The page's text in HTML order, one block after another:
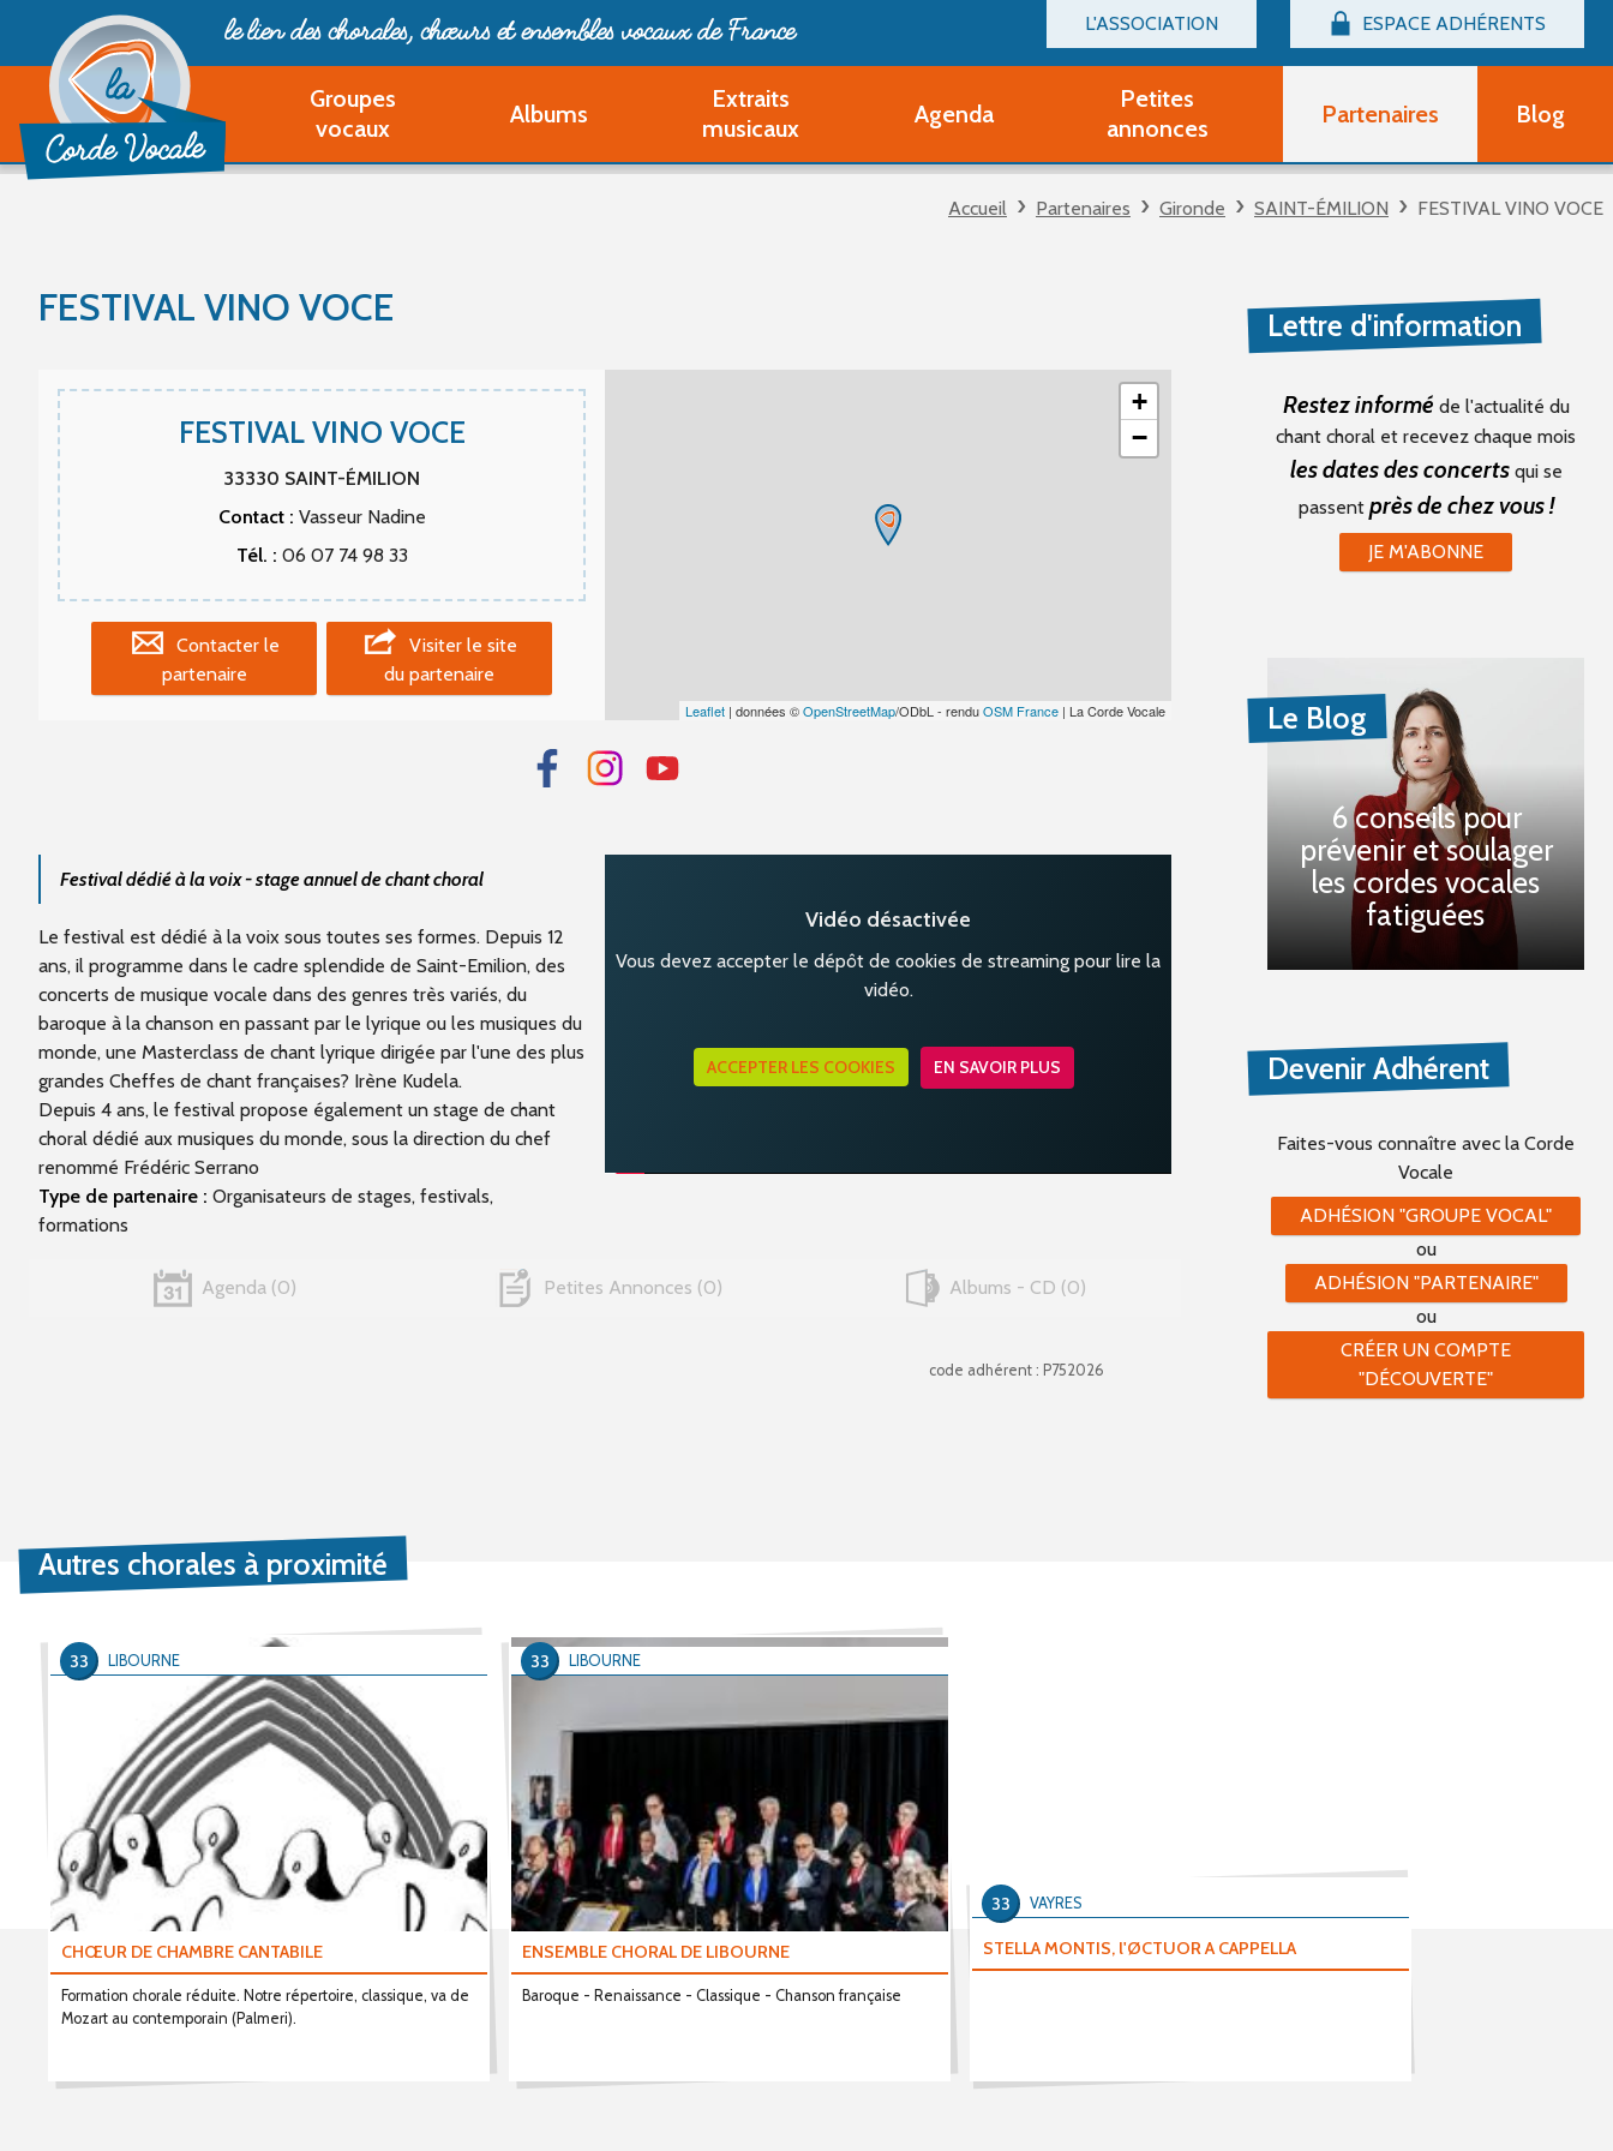
L'ASSOCIATION
Billetterie
Devenir adhérent Groupe Vocal
Devenir adhérent Partenaire
Ouvrir un compte Découverte
ESPACE ADHÉRENTS
Connexion
le lien des chorales, chœurset ensembles vocaux de France
Groupes
vocaux
Albums
Extraits
musicaux
Agenda
Petites
annonces
Partitions d'occasion
Partenaires Blog
Accueil Partenaires Gironde SAINT-ÉMILION FESTIVAL VINO VOCE
FESTIVAL VINO VOCE
FESTIVAL VINO VOCE
33330 SAINT-ÉMILION
Contact : Vasseur Nadine
Tél. : 06 07 74 98 33
Contacter le
partenaire
Visiter le site
du partenaire
+
−
Leaflet | données ©OpenStreetMap/ODbL - renduOSM France | La Corde Vocale
Vidéo désactivée
Vous devez accepter le dépôt de cookies de streaming pour lire la
vidéo.
ACCEPTER LES COOKIES EN SAVOIR PLUS
Festival dédié à la voix - stage annuel de chant choral
Le festival est dédié à la voix sous toutes ses formes. Depuis 12
ans, il programme dans le cadre splendide de Saint-Emilion, des
concerts de musique vocale dans des genres très variés, du
baroque à la chanson en passant par le lyrique ou les musiques du
monde, une Masterclass de chant lyrique dirigée par l'une des plus
grandes Cheffes de chant françaises? Irène Kudela.
Depuis 4 ans, le festival propose également un stage de chant
choral dédié aux musiques du monde, sous la direction du chef
renommé Frédéric Serrano
Type de partenaire : Organisateurs de stages, festivals,
formations
Agenda 0 Petites Annonces 0 Albums - CD 0
code adhérent : P752026
Lettre d'information
Restez informé de l'actualité du
chant choral et recevez chaque mois
les dates des concertsqui se
passent près de chez vous !
JE M'ABONNE
Le Blog
6 conseils pour
prévenir et soulager
les cordes vocales
fatiguées
Devenir Adhérent
Faites-vous connaître avec la Corde
Vocale
ADHÉSION "GROUPE VOCAL"
ou
ADHÉSION "PARTENAIRE"
ou
CRÉER UN COMPTE
"DÉCOUVERTE"
Autres chorales à proximité
CHŒUR DE CHAMBRE CANTABILE
Formation chorale réduite. Notre répertoire, classique, va de
Mozart au contemporain (Palmeri).
LIBOURNE
33
ENSEMBLE CHORAL DE LIBOURNE
Baroque - Renaissance - Classique - Chanson française
LIBOURNE
33
STELLA MONTIS, l'ØCTUOR A CAPPELLA
VAYRES
33